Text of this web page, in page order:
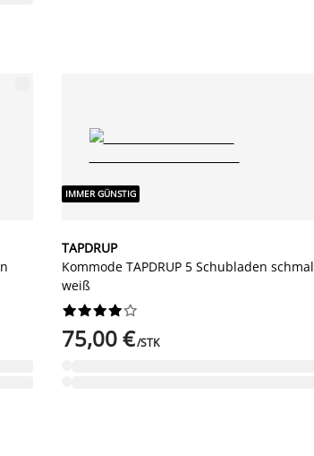
IMMER GÜNSTIG
TAPDRUP
Kommode TAPDRUP 5 Schubladen schmal
weiß






75,00 €/STK